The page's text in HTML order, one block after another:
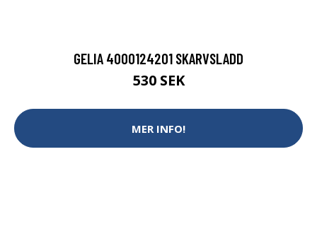
GELIA 4000124201 SKARVSLADD
530 SEK
MER INFO!